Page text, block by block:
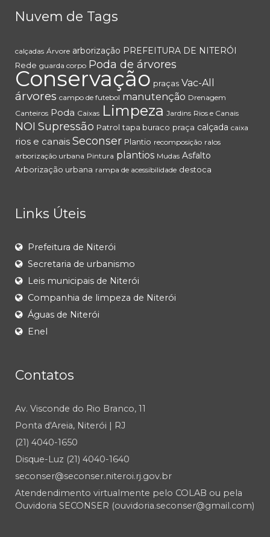
Nuvem de Tags
calçadas Árvore arborização PREFEITURA DE NITERÓI
Rede guarda corpo Poda de árvores
Conservação praças Vac-All
árvores campo de futebol manutenção Drenagem
Canteiros Poda Caixas Limpeza Jardins Rios e Canais
NOI Supressão Patrol tapa buraco praça calçada caixa
rios e canais Seconser Plantio recomposição ralos
arborização urbana Pintura plantios Mudas Asfalto
Arborização urbana rampa de acessibilidade destoca
Links Úteis
Prefeitura de Niterói
Secretaria de urbanismo
Leis municipais de Niterói
Companhia de limpeza de Niterói
Águas de Niterói
Enel
Contatos
Av. Visconde do Rio Branco, 11
Ponta d'Areia, Niterói | RJ
(21) 4040-1650
Disque-Luz (21) 4040-1640
seconser@seconser.niteroi.rj.gov.br
Atendendimento virtualmente pelo COLAB ou pela
Ouvidoria SECONSER (ouvidoria.seconser@gmail.com)